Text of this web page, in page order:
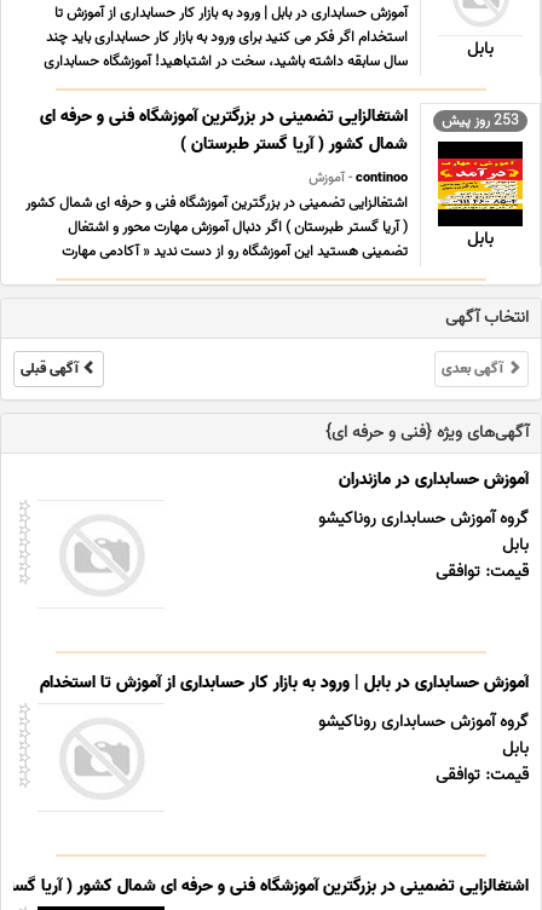
بابل
آموزش حسابداری در بابل | ورود به بازار کار حسابداری از آموزش تا
استخدام اگر فکر می کنید برای ورود به بازار کار حسابداری باید چند
سال سابقه داشته باشید، سخت در اشتباهید! آموزشگاه حسابداری
روناکیشو با برگزاری دوره های حضوری آموزش حسابداری در بابل، مسیر
ورود شما به بازار کار را هموا ... ...
253 روز پیش
بابل
اشتغالزایی تضمینی در بزرگترین آموزشگاه فنی و حرفه ای
شمال کشور ( آریا گستر طبرستان )
continoo- آموزش
اشتغالزایی تضمینی در بزرگترین آموزشگاه فنی و حرفه ای شمال کشور
( آریا گستر طبرستان ) اگر دنبال آموزش مهارت محور و اشتغال
تضمینی هستید این آموزشگاه رو از دست ندید « آکادمی مهارت
مهندس حبیبی » از شرکت آریا گستر طبرستان بزرگترین آموزشگاه فنی
و حرفه ای شمال کشور در مازندران با آموزشه ... ...
انتخاب آگهی
آگهی بعدی آگهی قبلی
آگهی‌های ویژه {فنی و حرفه ای}
آموزش حسابداری در مازندران
گروه آموزش حسابداری روناکیشو
بابل
قیمت: توافقی
آموزش حسابداری در بابل | ورود به بازار کار حسابداری از آموزش تا استخدام
گروه آموزش حسابداری روناکیشو
بابل
قیمت: توافقی
اشتغالزایی تضمینی در بزرگترین آموزشگاه فنی و حرفه ای شمال کشور ( آریا